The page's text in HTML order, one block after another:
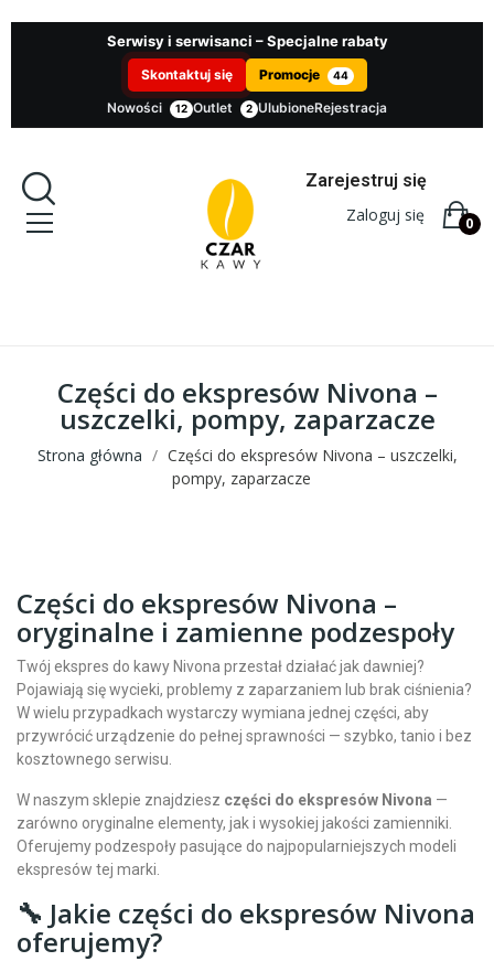
Serwisy i serwisanci – Specjalne rabaty
Skontaktuj się Promocje 44
Nowości 12 Outlet 2 UlubioneRejestracja
Zarejestruj się
Zaloguj się
0
Części do ekspresów Nivona –
uszczelki, pompy, zaparzacze
Strona główna
Części do ekspresów Nivona – uszczelki,
pompy, zaparzacze
Części do ekspresów Nivona –
oryginalne i zamienne podzespoły
Twój ekspres do kawy Nivona przestał działać jak dawniej?
Pojawiają się wycieki, problemy z zaparzaniem lub brak ciśnienia?
W wielu przypadkach wystarczy wymiana jednej części, aby
przywrócić urządzenie do pełnej sprawności — szybko, tanio i bez
kosztownego serwisu.
W naszym sklepie znajdziesz części do ekspresów Nivona —
zarówno oryginalne elementy, jak i wysokiej jakości zamienniki.
Oferujemy podzespoły pasujące do najpopularniejszych modeli
ekspresów tej marki.
🔧 Jakie części do ekspresów Nivona
oferujemy?